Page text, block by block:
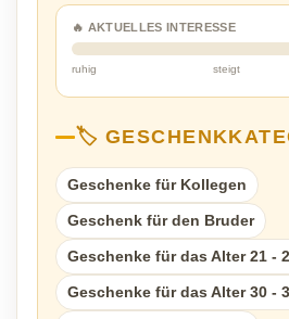
🔥 AKTUELLES INTERESSE
ruhig steigt
🏷️
Geschenke für Kollegen
Geschenk für den Bruder
Geschenke für das Alter 21 -
Geschenke für das Alter 30 -